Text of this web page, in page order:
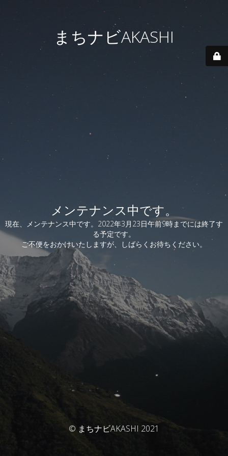
まちナビAKASHI
メンテナンス中です。
現在、メンテナンス中です。2022年3月23日午前9時までには終了す
る予定です。
ご不便をおかけいたしますが、しばらくお待ちください。
© まちナビAKASHI 2021